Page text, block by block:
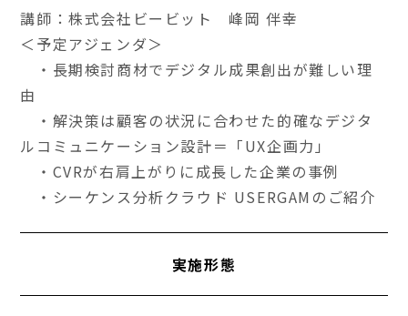
講師：株式会社ビービット 峰岡 伴幸
＜予定アジェンダ＞
・長期検討商材でデジタル成果創出が難しい理
由
・解決策は顧客の状況に合わせた的確なデジタ
ルコミュニケーション設計＝「UX企画力」
・CVRが右肩上がりに成長した企業の事例
・シーケンス分析クラウド USERGAMのご紹介
実施形態